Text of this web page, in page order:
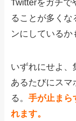
Twitterをガチで
ることが多くな
ンにしているか
いずれにせよ、
あるたびにスマ
る。手が止まら
れます。